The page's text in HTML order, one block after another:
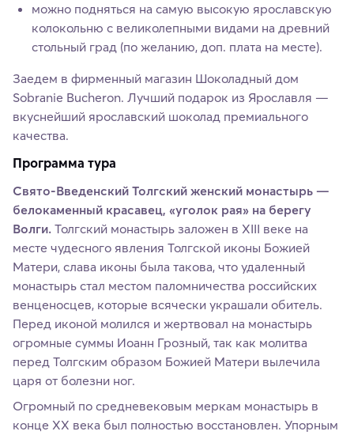
можно подняться на самую высокую ярославскую
колокольню с великолепными видами на древний
стольный град (по желанию, доп. плата на месте).
Заедем в фирменный магазин Шоколадный дом
Sobranie Bucheron. Лучший подарок из Ярославля —
вкуснейший ярославский шоколад премиального
качества.
Программа тура
Свято-Введенский Толгский женский монастырь —
белокаменный красавец, «уголок рая» на берегу
Волги. Толгский монастырь заложен в XIII веке на
месте чудесного явления Толгской иконы Божией
Матери, слава иконы была такова, что удаленный
монастырь стал местом паломничества российских
венценосцев, которые всячески украшали обитель.
Перед иконой молился и жертвовал на монастырь
огромные суммы Иоанн Грозный, так как молитва
перед Толгским образом Божией Матери вылечила
царя от болезни ног.
Огромный по средневековым меркам монастырь в
конце XX века был полностью восстановлен. Упорным